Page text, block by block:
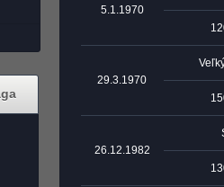
5.1.1970
29.3.1970
26.12.1982